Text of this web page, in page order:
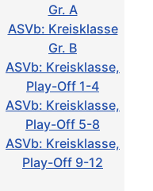
Gr. A
ASVb: Kreisklasse
Gr. B
ASVb: Kreisklasse,
Play-Off 1-4
ASVb: Kreisklasse,
Play-Off 5-8
ASVb: Kreisklasse,
Play-Off 9-12